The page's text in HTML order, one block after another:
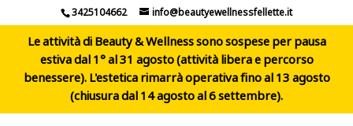
3425104662 info@beautyewellnessfellette.it
Le attività di Beauty & Wellness sono sospese per pausa
estiva dal 1° al 31 agosto (attività libera e percorso
benessere). L'estetica rimarrà operativa fino al 13 agosto
(chiusura dal 14 agosto al 6 settembre).